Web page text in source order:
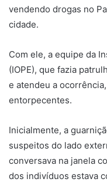
vendendo drogas no
cidade.
Com ele, a equipe da
(IOPE), que fazia
e atendeu a
entorpecentes.
Inicialmente, a
suspeitos do lado
conversava na janela
dos indivíduos estava